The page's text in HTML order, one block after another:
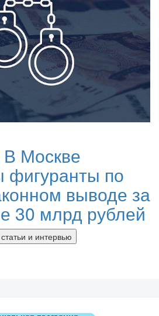
В Москве
фигуранты по
выводе за
30 млрд рублей
и интервью